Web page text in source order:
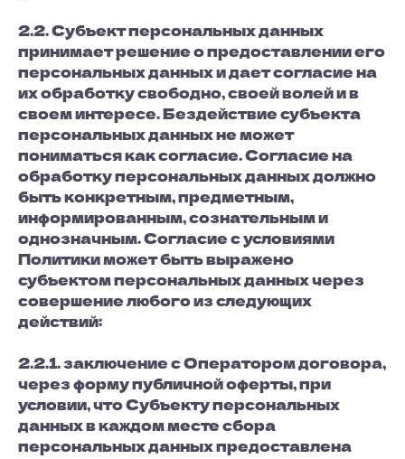
2.2. Субъект персональных данных
принимает решение о предоставлении его
персональных данных и дает согласие на
их обработку свободно, своей волей и в
своем интересе. Бездействие субъекта
персональных данных не может
пониматься как согласие. Согласие на
обработку персональных данных должно
быть конкретным, предметным,
информированным, сознательным и
однозначным. Согласие с условиями
Политики может быть выражено
субъектом персональных данных через
совершение любого из следующих
действий:
2.2.1. заключение с Оператором договора,
через форму публичной оферты, при
условии, что Субъекту персональных
данных в каждом месте сбора
персональных данных предоставлена